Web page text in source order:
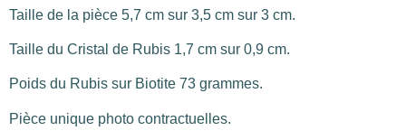
Taille de la pièce 5,7 cm sur 3,5 cm sur 3 cm.
Taille du Cristal de Rubis 1,7 cm sur 0,9 cm.
Poids du Rubis sur Biotite 73 grammes.
Pièce unique photo contractuelles.